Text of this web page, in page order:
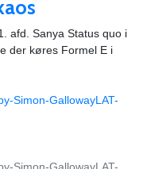
afd. Sanya Status quo i
der køres Formel E i